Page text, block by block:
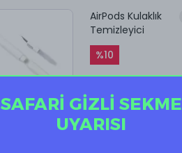
AirPods Kulaklık
Temizleyici
%10
₺ 199.90 ₺ 179.91
SAFARİ GİZLİ SEKME
UYARISI